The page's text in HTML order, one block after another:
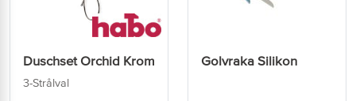
Duschset Orchid Krom
3-Strålval
Golvraka Silikon